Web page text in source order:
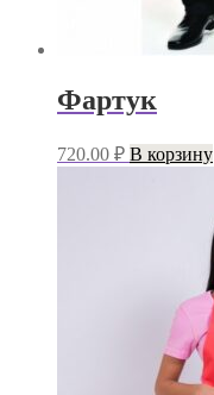
Фартук
720.00 ₽ В корзину